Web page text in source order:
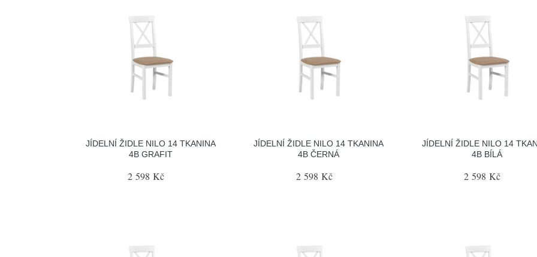
JÍDELNÍ ŽIDLE NILO 14 TKANINA
4B GRAFIT
2 598 Kč
JÍDELNÍ ŽIDLE NILO 14 TKANINA
4B ČERNÁ
2 598 Kč
JÍDELNÍ ŽIDLE NILO 14
4B BÍLÁ
2 598 Kč